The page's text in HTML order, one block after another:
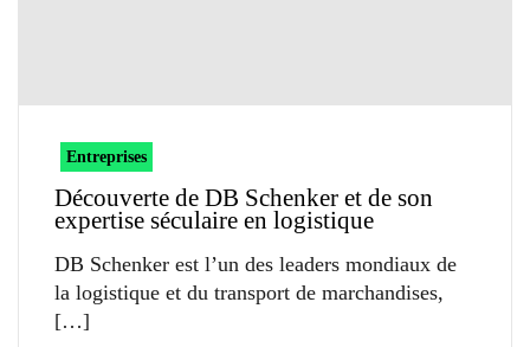
Entreprises
Découverte de DB Schenker et de son
expertise séculaire en logistique
DB Schenker est l’un des leaders mondiaux de
la logistique et du transport de marchandises,